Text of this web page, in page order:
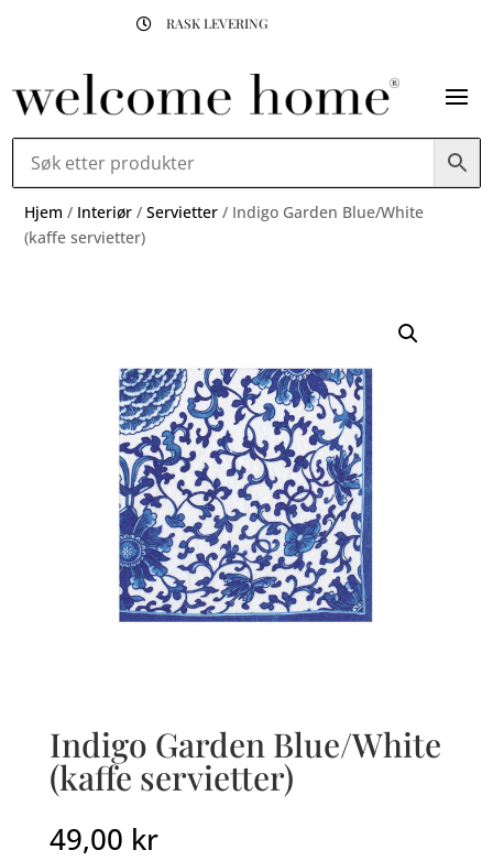
 RASK LEVERING
Hjem / Interiør /Servietter / Indigo Garden Blue/White
(kaffe servietter)
Indigo Garden Blue/White
(kaffe servietter)
49,00 kr